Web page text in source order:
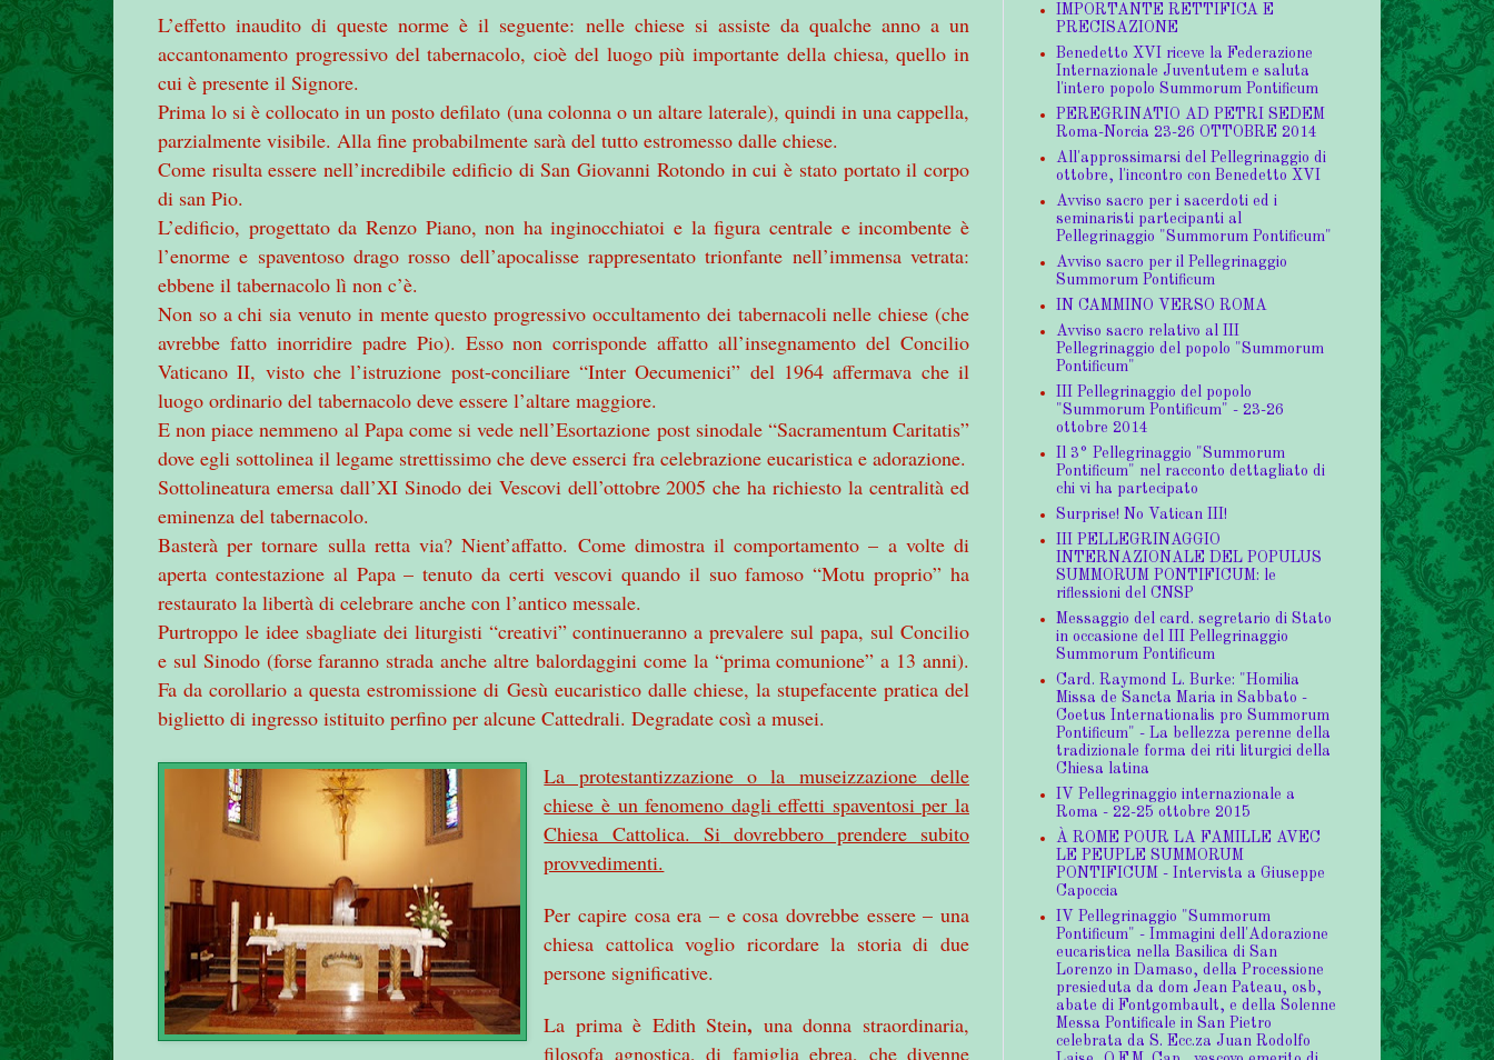
L’effetto inaudito di queste norme è il seguente: nelle chiese si assiste da qualche anno a un
accantonamento progressivo del tabernacolo, cioè del luogo più importante della chiesa, quello in
cui è presente il Signore.
Prima lo si è collocato in un posto defilato (una colonna o un altare laterale), quindi in una cappella,
parzialmente visibile. Alla fine probabilmente sarà del tutto estromesso dalle chiese.
Come risulta essere nell’incredibile edificio di SanGiovanni Rotondoin cui è stato portato il corpo
di san Pio.
L’edificio, progettato da Renzo Piano, non ha inginocchiatoi e la figura centrale e incombente è
l’enorme e spaventoso drago rosso dell’apocalisse rappresentato trionfante nell’immensa vetrata:
ebbene il tabernacolo lì non c’è.
Non so a chi sia venuto in mente questo progressivo occultamento dei tabernacoli nelle chiese (che
avrebbe fatto inorridire padre Pio). Esso non corrisponde affatto all’insegnamento del Concilio
Vaticano II, visto che l’istruzione post-conciliare “Inter Oecumenici” del 1964 affermava che il
luogo ordinario del tabernacolo deve essere l’altare maggiore.
E non piace nemmeno al Papa come si vede nell’Esortazione post sinodale “Sacramentum Caritatis”
dove egli sottolinea il legame strettissimo che deve esserci fra celebrazione eucaristica e adorazione.
Sottolineatura emersa dall’XI Sinodo dei Vescovi dell’ottobre 2005 che ha richiesto la centralità ed
eminenza del tabernacolo.
Basterà per tornare sulla retta via? Nient’affatto. Come dimostra il comportamento – a volte di
aperta contestazione al Papa – tenuto da certi vescovi quando il suo famoso “Motu proprio” ha
restaurato la libertà di celebrare anche con l’antico messale.
Purtroppo le idee sbagliate dei liturgisti “creativi” continueranno a prevalere sul papa, sul Concilio
e sul Sinodo (forse faranno strada anche altre balordaggini come la “prima comunione” a 13 anni).
Fa da corollario a questa estromissione di Gesù eucaristico dalle chiese, la stupefacente pratica del
biglietto di ingresso istituito perfino per alcune Cattedrali. Degradate così a musei.
La protestantizzazione o la museizzazione delle
chiese è un fenomeno dagli effetti spaventosi per la
Chiesa Cattolica. Si dovrebbero prendere subito
provvedimenti.
Per capire cosa era – e cosa dovrebbe essere – una
chiesa cattolica voglio ricordare la storia di due
persone significative.
La prima è Edith Stein, una donna straordinaria,
filosofa agnostica, di famiglia ebrea, che divenne
IMPORTANTE RETTIFICA E
PRECISAZIONE
Benedetto XVI riceve la Federazione
Internazionale Juventutem e saluta
l'intero popolo Summorum Pontificum
PEREGRINATIO AD PETRI SEDEM
Roma-Norcia 23-26 OTTOBRE 2014
All'approssimarsi del Pellegrinaggio di
ottobre, l'incontro con Benedetto XVI
Avviso sacro per i sacerdoti ed i
seminaristi partecipanti al
Pellegrinaggio "Summorum Pontificum"
Avviso sacro per il Pellegrinaggio
Summorum Pontificum
IN CAMMINO VERSO ROMA
Avviso sacro relativo al III
Pellegrinaggio del popolo "Summorum
Pontificum"
III Pellegrinaggio del popolo
"Summorum Pontificum" - 23-26
ottobre 2014
Il 3° Pellegrinaggio "Summorum
Pontificum" nel racconto dettagliato di
chi vi ha partecipato
Surprise! No Vatican III!
III PELLEGRINAGGIO
INTERNAZIONALE DEL POPULUS
SUMMORUM PONTIFICUM: le
riflessioni del CNSP
Messaggio del card. segretario di Stato
in occasione del III Pellegrinaggio
Summorum Pontificum
Card. Raymond L. Burke: "Homilia
Missa de Sancta Maria in Sabbato -
Coetus Internationalis pro Summorum
Pontificum" - La bellezza perenne della
tradizionale forma dei riti liturgici della
Chiesa latina
IV Pellegrinaggio internazionale a
Roma - 22-25 ottobre 2015
À ROME POUR LA FAMILLE AVEC
LE PEUPLE SUMMORUM
PONTIFICUM - Intervista a Giuseppe
Capoccia
IV Pellegrinaggio "Summorum
Pontificum" - Immagini dell'Adorazione
eucaristica nella Basilica di San
Lorenzo in Damaso, della Processione
presieduta da dom Jean Pateau, osb,
abate di Fontgombault, e della Solenne
Messa Pontificale in San Pietro
celebrata da S. Ecc.za Juan Rodolfo